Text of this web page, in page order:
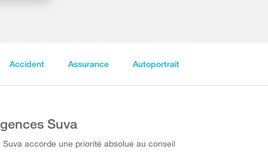
Accident Assurance Autoportrait
Suva
Suva accorde une priorité absolue au conseil